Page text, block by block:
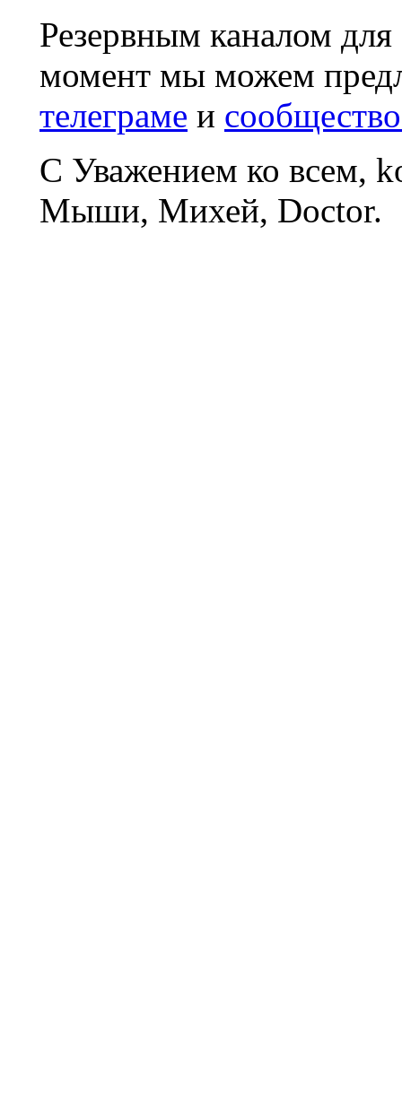
Резервным каналом
момент мы можем
телеграме и
С Уважением ко всем,
Мыши, Михей, Doctor.